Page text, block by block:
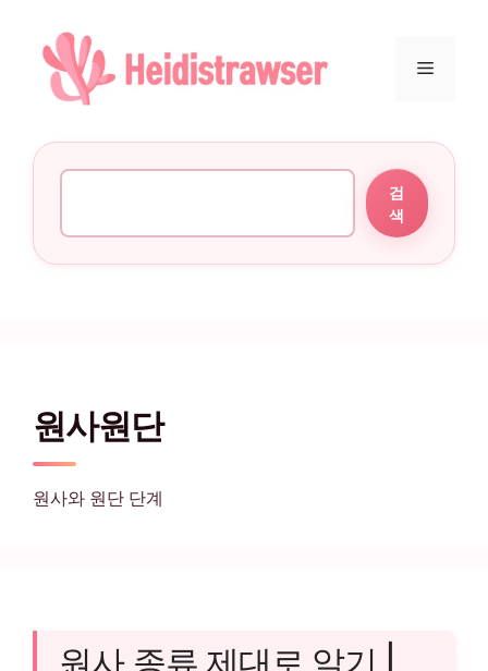
건너뛰기
메뉴
검
색
원사원단
원사와 원단 단계
원사 종류 제대로 알기 |